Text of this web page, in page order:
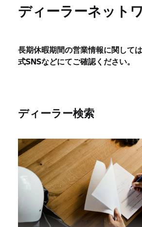
ディーラーネット
長期休暇期間の営業情報に関して
式SNSなどにてご確認ください。
ディーラー検索